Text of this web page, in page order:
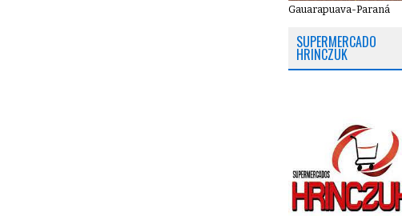
Gauarapuava-Paraná
SUPERMERCADO
HRINCZUK